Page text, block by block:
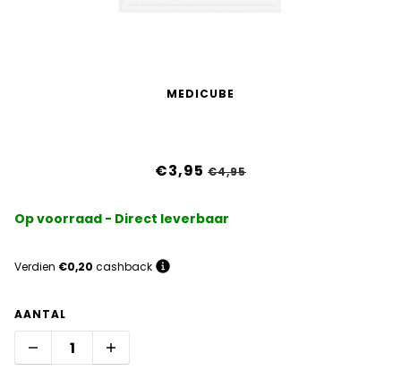
MEDICUBE
€3,95 €4,95
Op voorraad - Direct leverbaar
Verdien €0,20 cashback
AANTAL